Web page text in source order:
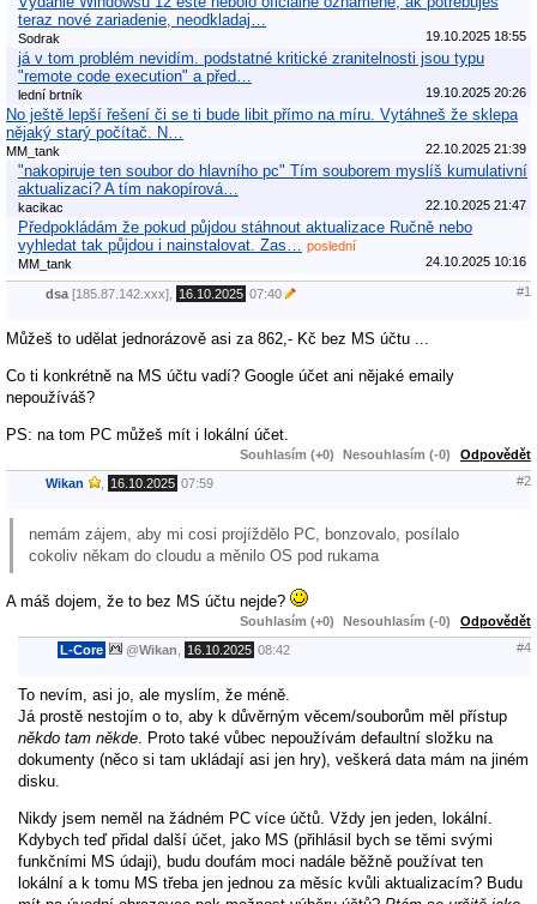
teraz nové zariadenie, neodkladaj…
Sodrak 19.10.2025 18:55
já v tom problém nevidím. podstatné kritické zranitelnosti jsou typu
"remote code execution" a před…
lední brtník 19.10.2025 20:26
No ještě lepší řešení či se ti bude libit přímo na míru. Vytáhneš že sklepa
nějaký starý počítač. N…
MM_tank 22.10.2025 21:39
"nakopiruje ten soubor do hlavního pc" Tím souborem myslíš kumulativní
aktualizaci? A tím nakopírová…
kacikac 22.10.2025 21:47
Předpokládám že pokud půjdou stáhnout aktualizace Ručně nebo
vyhledat tak půjdou i nainstalovat. Zas…
poslední
MM_tank
24.10.2025 10:16
dsa[185.87.142.xxx], 16.10.2025 07:40 #1
Můžeš to udělat jednorázově asi za 862,- Kč bez MS účtu ...
Co ti konkrétně na MS účtu vadí? Google účet ani nějaké emaily
nepoužíváš?
PS: na tom PC můžeš mít i lokální účet.
Souhlasím (+0) Nesouhlasím (-0) Odpovědět
Wikan , 16.10.2025 07:59 #2
nemám zájem, aby mi cosi projíždělo PC, bonzovalo, posílalo
cokoliv někam do cloudu a měnilo OS pod rukama
A máš dojem, že to bez MS účtu nejde?
Souhlasím (+0) Nesouhlasím (-0) Odpovědět
L-Core @Wikan, 16.10.2025 08:42 #4
To nevím, asi jo, ale myslím, že méně.
Já prostě nestojím o to, aby k důvěrným věcem/souborům měl přístup
někdo tam někde . Proto také vůbec nepoužívám defaultní složku na
dokumenty (něco si tam ukládají asi jen hry), veškerá data mám na jiném
disku.
Nikdy jsem neměl na žádném PC více účtů. Vždy jen jeden, lokální.
Kdybych teď přidal další účet, jako MS (přihlásil bych se těmi svými
funkčními MS údaji), budu doufám moci nadále běžně používat ten
lokální a k tomu MS třeba jen jednou za měsíc kvůli aktualizacím? Budu